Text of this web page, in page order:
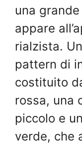
una
appare
rialzista.
pattern di
costituito
rossa, una
piccolo e
verde, che